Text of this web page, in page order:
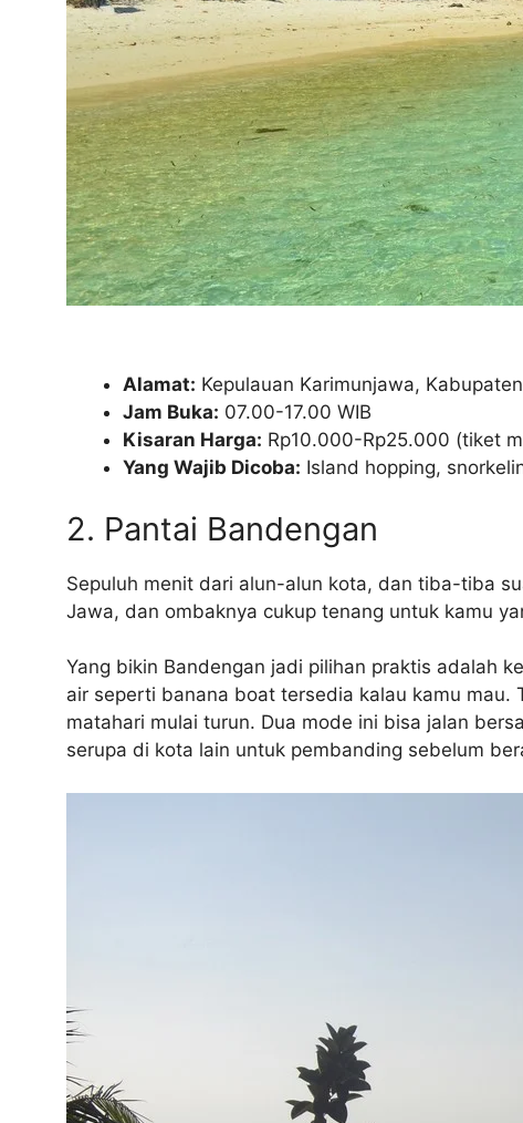
Alamat: Kepulauan Karimunjawa,
Jam Buka: 07.00-17.00 WIB
Kisaran Harga: Rp10.000-Rp25.000 (tiket
Yang Wajib Dicoba: Island hopping,
2. Pantai Bandengan
Sepuluh menit dari alun-alun kota, dan tiba-tiba
Jawa, dan ombaknya cukup tenang untuk kamu
Yang bikin Bandengan jadi pilihan praktis adalah
air seperti banana boat tersedia kalau kamu
matahari mulai turun. Dua mode ini bisa jalan
serupa di kota lain untuk pembanding sebelum